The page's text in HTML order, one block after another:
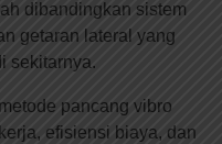
dibandingkan sistem
getaran lateral yang
sekitarnya.
pancang vibro
efisiensi biaya, dan